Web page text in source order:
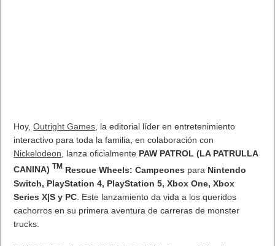
Hoy,Outright Games, la editorial líder en entretenimiento
interactivo para toda la familia, en colaboración con
Nickelodeon, lanza oficialmente PAW PATROL (LA PATRULLA
CANINA) TM Rescue Wheels: Campeones para Nintendo
Switch, PlayStation 4, PlayStation 5, Xbox One, Xbox
Series X|S y PC. Este lanzamiento da vida a los queridos
cachorros en su primera aventura de carreras de monster
trucks.